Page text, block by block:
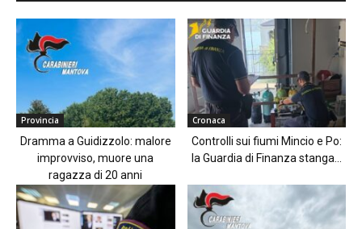
Provincia
Dramma a Guidizzolo: malore
improvviso, muore una
ragazza di 20 anni
Cronaca
Controlli sui fiumi Mincio e Po:
la Guardia di Finanza stanga...